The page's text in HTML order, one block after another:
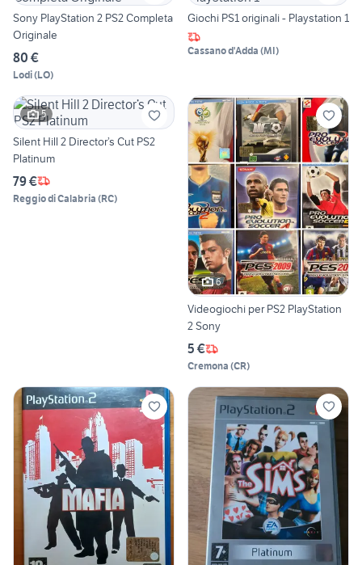
Sony PlayStation 2 PS2 Completa
Originale
80 €
Lodi(LO)
Giochi PS1 originali - Playstation 1
Cassano d'Adda (MI)
5
Silent Hill 2 Director’s Cut PS2
Platinum
79 €
Reggio di Calabria (RC)
6
Videogiochi per PS2 PlayStation
2 Sony
5 €
Cremona (CR)